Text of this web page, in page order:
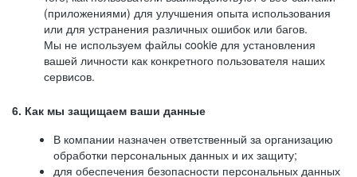
(приложениями) для улучшения опыта использования
или для устранения различных ошибок или багов.
Мы не используем файлы cookie для установления
вашей личности как конкретного пользователя наших
сервисов.
6. Как мы защищаем ваши данные
В компании назначен ответственный за организацию
обработки персональных данных и их защиту;
для обеспечения безопасности персональных данных